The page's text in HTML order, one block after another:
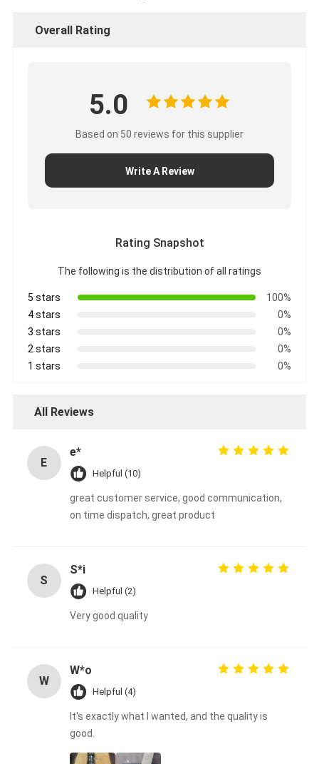
Overall Rating
5.0
Based on 50 reviews for this supplier
Write A Review
Rating Snapshot
The following is the distribution of all ratings
5 stars
100%
4 stars
0%
3 stars
0%
2 stars
0%
1 stars
0%
All Reviews
E
e*
Helpful (10)
great customer service, good communication,
on time dispatch, great product
S
S*i
Helpful (2)
Very good quality
W
W*o
Helpful (4)
It's exactly what I wanted, and the quality is
good.